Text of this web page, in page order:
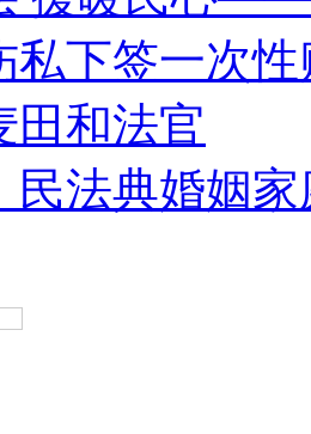
私下签一次
田和法官
民法典婚姻